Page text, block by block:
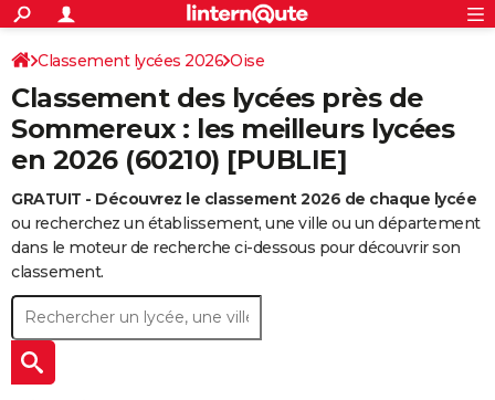
ACTUALITÉS
Politique
Société
Faits Divers
Education
Monde
Villes
+
SPORT
Coupe du monde 2026
Football
Tennis
Cyclisme
Rugby
Forum
Programme TV
TNT
Streaming
Cinéma
Sorties cinéma
Musique
+
FINANCE
Retraite
Impôts
Epargne
Immobilier
Risques naturels par ville
Banque
Assurance
Crédit
AUTO
Essais
Réserver un essai
Citadines
Berlines
SUV
Forum auto
+
HIGH-TECH
BRICOLAGE
Forum
Aménagement intérieur
Extérieur
Cuisine
Salle de bains
Jardinage
Rangement
+WEEK-END
Guides de France
Escapades
Patrimoine
Expositions
Musées
Week-end nature
+
LIFESTYLE
S'inscrire
Connexion
Classement lycées 2026 Oise
Classement des lycées près de
Sommereux : les meilleurs lycées
en 2026 (60210) [PUBLIE]
GRATUIT - Découvrez le classement 2026 de chaque lycée
ou recherchez un établissement, une ville ou un département
dans le moteur de recherche ci-dessous pour découvrir son
classement.